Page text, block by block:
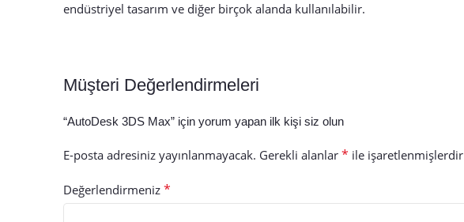
endüstriyel tasarım ve diğer birçok alanda kullanılabilir.
Müşteri Değerlendirmeleri
“AutoDesk 3DS Max” için yorum yapan ilk kişi siz olun
E-posta adresiniz yayınlanmayacak. Gerekli alanlar * ile işaretlenmişlerdir
Değerlendirmeniz *